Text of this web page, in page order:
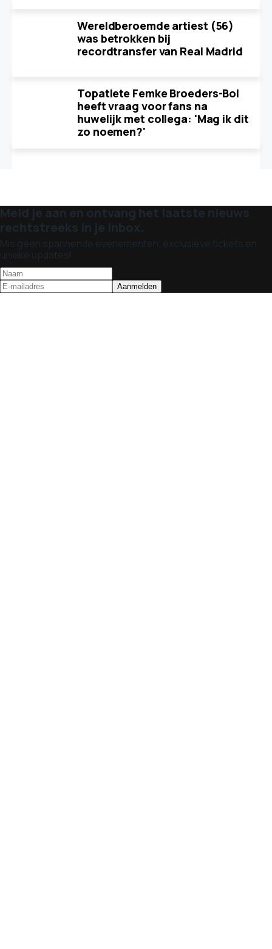
Wereldberoemde artiest (56)
was betrokken bij
recordtransfer van Real Madrid
Topatlete Femke Broeders-Bol
heeft vraag voor fans na
huwelijk met collega: 'Mag ik dit
zo noemen?'
Meld je aan en ontvang het laatste nieuws
rechtstreeks in je inbox.
Mis geen spannende evenementen, exclusieve tickets en
unieke updates!